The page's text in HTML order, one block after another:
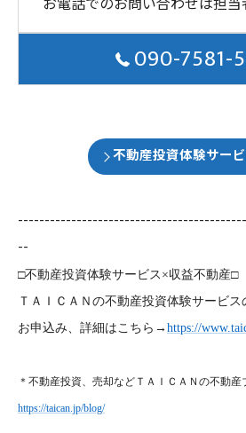
お電話でのお問い合わせは担
090-7581-
不動産投資体験サー
--
□不動産投資体験サービス×収益不動産□
ＴＡＩＣＡＮの不動産投資体験サービス
お申込み、詳細はこちら→ https://
＊不動産投資、売却などＴＡＩＣＡＮの不動産
https://taican.jp/blog/